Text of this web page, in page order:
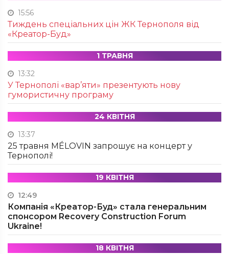
15:56
Тиждень спеціальних цін ЖК Тернополя від
«Креатор-Буд»
1 ТРАВНЯ
13:32
У Тернополі «вар’яти» презентують нову
гумористичну програму
24 КВІТНЯ
13:37
25 травня MÉLOVIN запрошує на концерт у
Тернополі!
19 КВІТНЯ
12:49
Компанія «Креатор-Буд» стала генеральним
спонсором Recovery Construction Forum
Ukraine!
18 КВІТНЯ